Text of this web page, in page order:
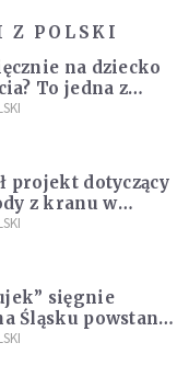
Z POLSKI
na dziecko
To jedna z
"Rozwój
projekt dotyczący
z kranu w
sięgnie
Śląsku powstanie